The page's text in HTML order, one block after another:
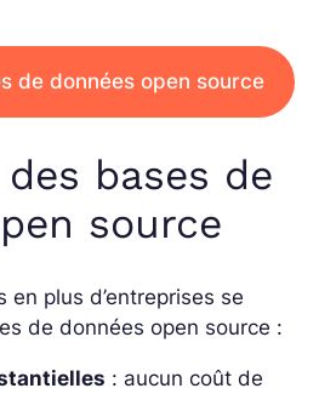
de données open source
bases de
source
en plus d’entreprises se
de données open source :
: aucun coût de